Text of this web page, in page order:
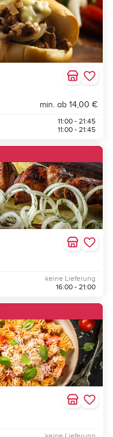
min. ab 14,00 €
11:00 - 21:45
11:00 - 21:45
keine Lieferung
16:00 - 21:00